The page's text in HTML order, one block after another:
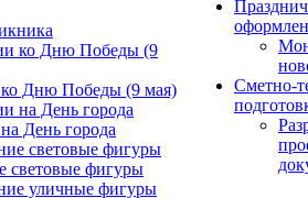
Дню Победы (9 мая)
День города
световые фигуры
Сметно-